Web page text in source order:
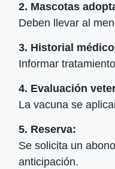
2. Mascotas
Deben llevar al
3. Historial
Informar
4. Evaluación
La vacuna se
5. Reserva:
Se solicita un
anticipación.